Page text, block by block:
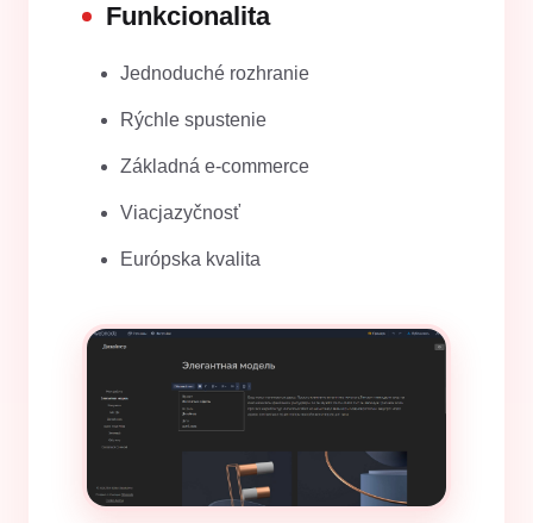
Funkcionalita
Jednoduché rozhranie
Rýchle spustenie
Základná e-commerce
Viacjazyčnosť
Európska kvalita